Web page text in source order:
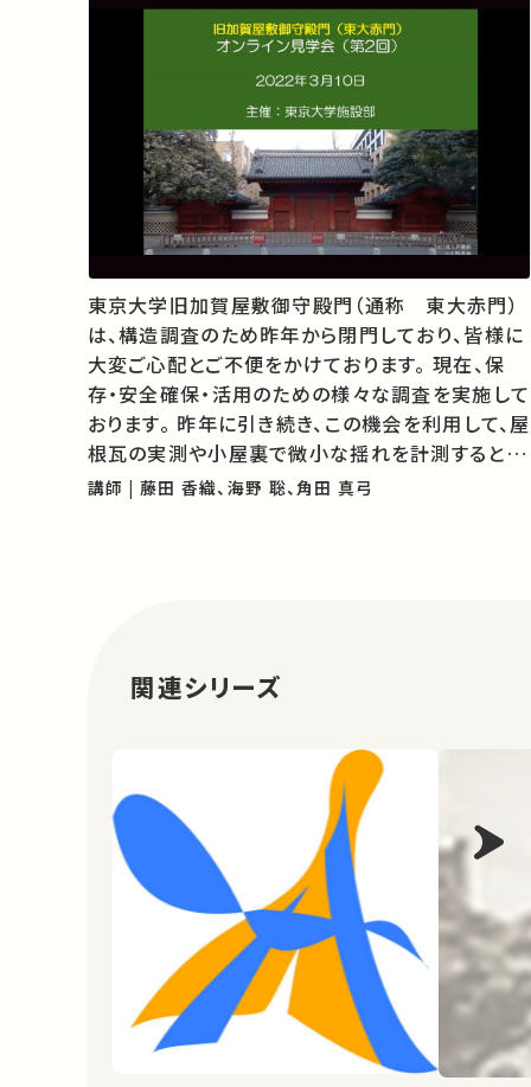
東京大学旧加賀屋敷御守殿門（通称 東大赤門）
は、構造調査のため昨年から閉門しており、皆様に
大変ご心配とご不便をかけております。 現在、保
存・安全確保・活用のための様々な調査を実施して
おります。 昨年に引き続き、この機会を利用して、屋
根瓦の実測や小屋裏で微小な揺れを計測するとこ
ろをオンラインで見学して頂きつつ、本学工学部建
講師 | 藤田 香織、海野 聡、角田 真弓
関連シリーズ